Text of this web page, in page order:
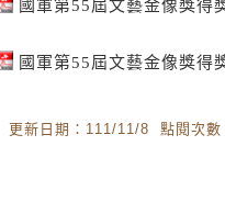
國軍第55屆文藝金像獎
國軍第55屆文藝金像獎
更新日期：111/11/8 點閱次數